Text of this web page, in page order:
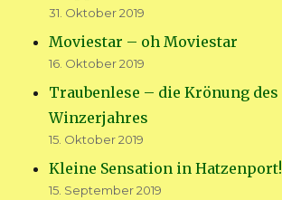
31. Oktober 2019
Moviestar – oh Moviestar
16. Oktober 2019
Traubenlese – die Krönung des
Winzerjahres
15. Oktober 2019
Kleine Sensation in Hatzenport!
15. September 2019